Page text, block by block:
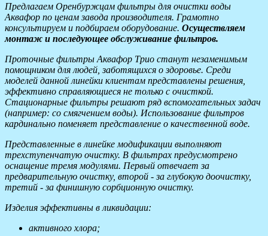
Предлагаем Оренбуржцам фильтры для очистки воды
Аквафор по ценам завода производителя. Грамотно
консультируем и подбираем оборудование. Осуществляем
монтаж и последующее обслуживание фильтров.
Проточные фильтры Аквафор Трио станут незаменимым
помощником для людей, заботящихся о здоровье. Среди
моделей данной линейки клиентам представлены решения,
эффективно справляющиеся не только с очисткой.
Стационарные фильтры решают ряд вспомогательных задач
(например: со смягчением воды). Использование фильтров
кардинально поменяет представление о качественной воде.
Представленные в линейке модификации выполняют
трехступенчатую очистку. В фильтрах предусмотрено
оснащение тремя модулями. Первый отвечает за
предварительную очистку, второй - за глубокую доочистку,
третий - за финишную сорбционную очистку.
Изделия эффективны в ликвидации:
активного хлора;